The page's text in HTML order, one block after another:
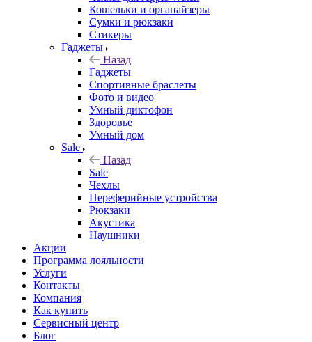
Кошельки и органайзеры
Сумки и рюкзаки
Стикеры
Гаджеты
Назад
Гаджеты
Спортивные браслеты
Фото и видео
Умный диктофон
Здоровье
Умный дом
Sale
Назад
Sale
Чехлы
Переферийные устройства
Рюкзаки
Акустика
Наушники
Акции
Программа лояльности
Услуги
Контакты
Компания
Как купить
Сервисный центр
Блог